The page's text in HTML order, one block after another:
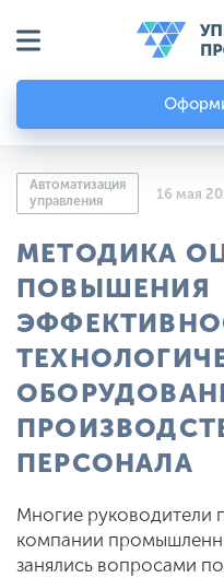
Автоматизация
управления
16 мая
МЕТОДИКА
ПОВЫШЕНИЯ
ПЕРСОНАЛА
Многие руководители
компании
занялись вопросами